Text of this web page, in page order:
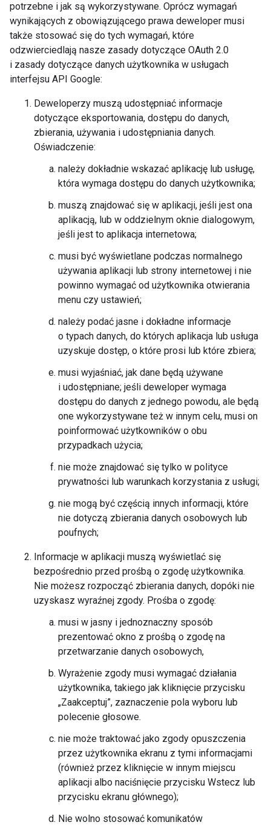
potrzebne i jak są wykorzystywane. Oprócz wymagań
wynikających z obowiązującego prawa deweloper musi
także stosować się do tych wymagań, które
odzwierciedlają nasze zasady dotyczące OAuth 2.0
i zasady dotyczące danych użytkownika w usługach
interfejsu API Google:
Deweloperzy muszą udostępniać informacje
dotyczące eksportowania, dostępu do danych,
zbierania, używania i udostępniania danych.
Oświadczenie:
należy dokładnie wskazać aplikację lub usługę,
która wymaga dostępu do danych użytkownika;
muszą znajdować się w aplikacji, jeśli jest ona
aplikacją, lub w oddzielnym oknie dialogowym,
jeśli jest to aplikacja internetowa;
musi być wyświetlane podczas normalnego
używania aplikacji lub strony internetowej i nie
powinno wymagać od użytkownika otwierania
menu czy ustawień;
należy podać jasne i dokładne informacje
o typach danych, do których aplikacja lub usługa
uzyskuje dostęp, o które prosi lub które zbiera;
musi wyjaśniać, jak dane będą używane
i udostępniane; jeśli deweloper wymaga
dostępu do danych z jednego powodu, ale będą
one wykorzystywane też w innym celu, musi on
poinformować użytkowników o obu
przypadkach użycia;
nie może znajdować się tylko w polityce
prywatności lub warunkach korzystania z usługi;
nie mogą być częścią innych informacji, które
nie dotyczą zbierania danych osobowych lub
poufnych;
Informacje w aplikacji muszą wyświetlać się
bezpośrednio przed prośbą o zgodę użytkownika.
Nie możesz rozpocząć zbierania danych, dopóki nie
uzyskasz wyraźnej zgody. Prośba o zgodę:
musi w jasny i jednoznaczny sposób
prezentować okno z prośbą o zgodę na
przetwarzanie danych osobowych,
Wyrażenie zgody musi wymagać działania
użytkownika, takiego jak kliknięcie przycisku
„Zaakceptuj”, zaznaczenie pola wyboru lub
polecenie głosowe.
nie może traktować jako zgody opuszczenia
przez użytkownika ekranu z tymi informacjami
(również przez kliknięcie w innym miejscu
aplikacji albo naciśnięcie przycisku Wstecz lub
przycisku ekranu głównego);
Nie wolno stosować komunikatów